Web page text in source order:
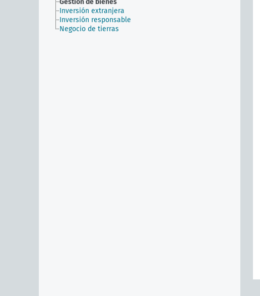
Gestión de bienes
Inversión extranjera
Inversión responsable
Negocio de tierras